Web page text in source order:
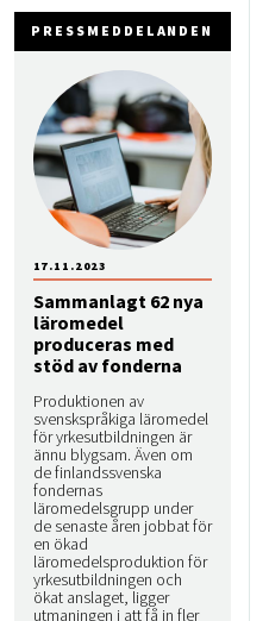
PRESSMEDDELANDEN
Sammanlagt 62 nya
läromedel
produceras med
stöd av fonderna
Produktionen av
svenskspråkiga läromedel
för yrkesutbildningen är
ännu blygsam. Även om
de finlandssvenska
fondernas
läromedelsgrupp under
de senaste åren jobbat för
en ökad
läromedelsproduktion för
yrkesutbildningen och
ökat anslaget, ligger
utmaningen i att få in fler
17.11.2023